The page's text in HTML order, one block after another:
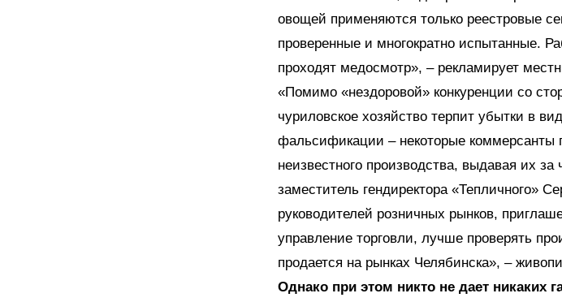
овощей применяются только реестровые
проверенные и многократно испытанные.
проходят медосмотр», – рекламирует
«Помимо «нездоровой» конкуренции со
чуриловское хозяйство терпит убытки в
фальсификации – некоторые коммерсанты
неизвестного производства, выдавая их
заместитель гендиректора «Тепличного»
руководителей розничных рынков,
управление торговли, лучше проверять
продается на рынках Челябинска», –
Однако при этом никто не дает никаких